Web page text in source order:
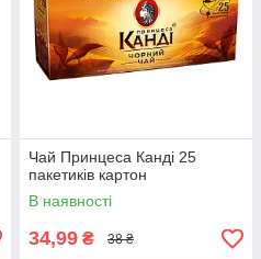
Чай Принцеса Канді 25
пакетиків картон
В наявності
34,99 ₴ 38 ₴